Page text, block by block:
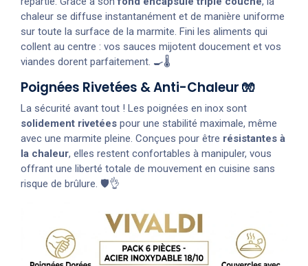
chaleur se diffuse instantanément et de manière uniforme
sur toute la surface de la marmite. Fini les aliments qui
collent au centre : vos sauces mijotent doucement et vos
viandes dorent parfaitement. 🍳🌡️
Poignées Rivetées & Anti-Chaleur 🧤
La sécurité avant tout ! Les poignées en inox sont
solidement rivetées pour une stabilité maximale, même
avec une marmite pleine. Conçues pour être résistantes à
la chaleur, elles restent confortables à manipuler, vous
offrant une liberté totale de mouvement en cuisine sans
risque de brûlure. 🛡️👌